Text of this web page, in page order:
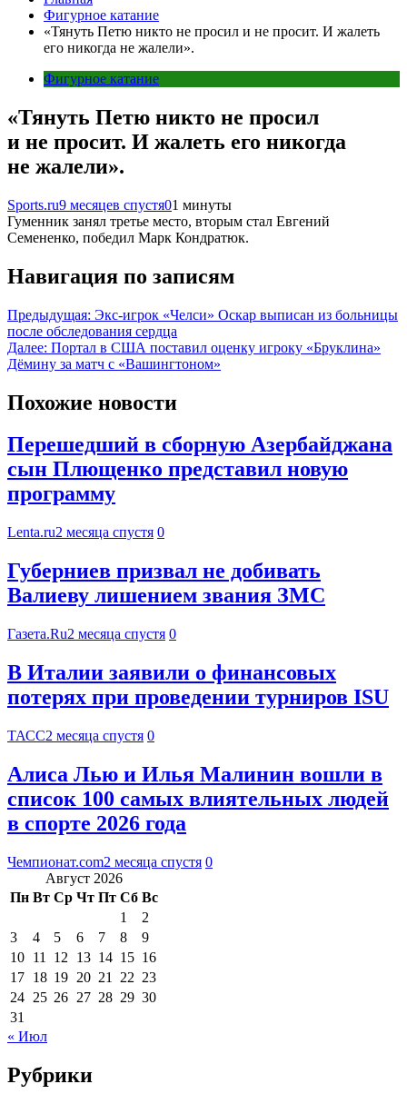
Фигурное катание
«Тянуть Петю никто не просил и не просит. И жалеть
его никогда не жалели».
Фигурное катание
«Тянуть Петю никто не просил
и не просит. И жалеть его никогда
не жалели».
Sports.ru9 месяцев спустя01 минуты
Гуменник занял третье место, вторым стал Евгений
Семененко, победил Марк Кондратюк.
Навигация по записям
Предыдущая: Экс-игрок «Челси» Оскар выписан из больницы
после обследования сердца
Далее: Портал в США поставил оценку игроку «Бруклина»
Дёмину за матч с «Вашингтоном»
Похожие новости
Перешедший в сборную Азербайджана
сын Плющенко представил новую
программу
Lenta.ru2 месяца спустя 0
Губерниев призвал не добивать
Валиеву лишением звания ЗМС
Газета.Ru2 месяца спустя 0
В Италии заявили о финансовых
потерях при проведении турниров ISU
ТАСС2 месяца спустя 0
Алиса Лью и Илья Малинин вошли в
список 100 самых влиятельных людей
в спорте 2026 года
Чемпионат.com2 месяца спустя 0
Август 2026
Пн Вт Ср Чт Пт Сб Вс
1
2
3
4 5 6 7 8
9
10 11 12 13 14 15 16
17 18 19 20 21 22 23
24 25 26 27 28 29 30
31
« Июл
Рубрики